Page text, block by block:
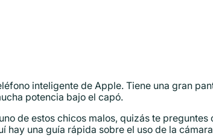
inteligente de Apple. Tiene una gran
potencia bajo el capó.
de estos chicos malos, quizás te
una guía rápida sobre el uso de la